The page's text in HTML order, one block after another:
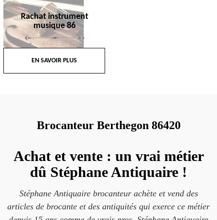
Rachat instrument
musique 86
EN SAVOIR PLUS
Brocanteur Berthegon 86420
Achat et vente : un vrai métier
dû Stéphane Antiquaire !
Stéphane Antiquaire brocanteur achète et vend des
articles de brocante et des antiquités qui exerce ce métier